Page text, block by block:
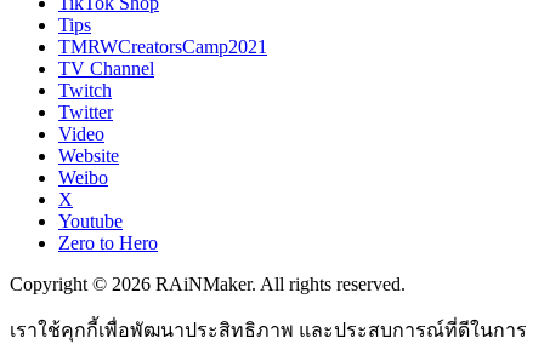
Tips
TMRWCreatorsCamp2021
TV Channel
Twitch
Twitter
Video
Website
Weibo
X
Youtube
Zero to Hero
Copyright © 2026 RAiNMaker. All rights reserved.
เราใช้คุกกี้เพื่อพัฒนาประสิทธิภาพ และประสบการณ์ที่ดีในการ